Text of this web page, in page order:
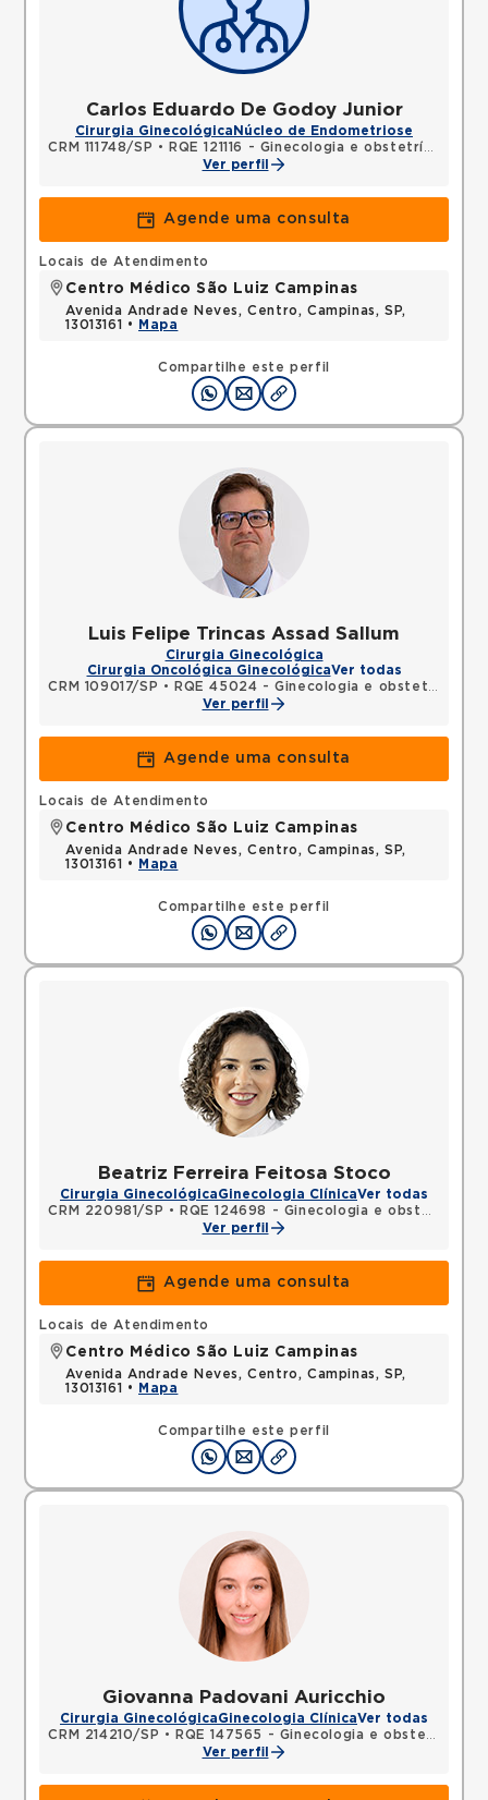
Carlos Eduardo De Godoy Junior
Cirurgia Ginecológica Núcleo de Endometriose
CRM 111748/SP •
RQE 121116 - Ginecologia e obstetrícia
Ver perfil
Agende uma consulta
Compartilhe este perfil
Locais de Atendimento
Centro Médico São Luiz Campinas
Avenida Andrade Neves, Centro, Campinas, SP,
13013161 •
Mapa
Luis Felipe Trincas Assad Sallum
Cirurgia Ginecológica
Cirurgia Oncológica GinecológicaVer todas
CRM 109017/SP •
RQE 45024 - Ginecologia e obstetrícia
Ver perfil
Agende uma consulta
Compartilhe este perfil
Locais de Atendimento
Centro Médico São Luiz Campinas
Avenida Andrade Neves, Centro, Campinas, SP,
13013161 •
Mapa
Beatriz Ferreira Feitosa Stoco
Cirurgia GinecológicaGinecologia ClínicaVer todas
CRM 220981/SP •
RQE 124698 - Ginecologia e obstetrícia
Ver perfil
Agende uma consulta
Compartilhe este perfil
Locais de Atendimento
Centro Médico São Luiz Campinas
Avenida Andrade Neves, Centro, Campinas, SP,
13013161 •
Mapa
Giovanna Padovani Auricchio
Cirurgia GinecológicaGinecologia ClínicaVer todas
CRM 214210/SP •
RQE 147565 - Ginecologia e obstetrícia
Ver perfil